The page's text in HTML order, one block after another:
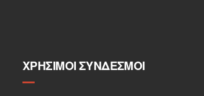
ΧΡΉΣΙΜΟΙ ΣΎΝΔΕΣΜΟΙ